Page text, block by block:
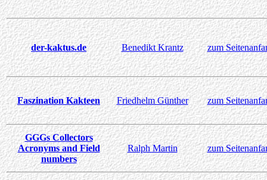
der-kaktus.de Benedikt Krantz zum
Faszination Kakteen Friedhelm Günther zum
GGGs Collectors
Acronyms and Field
numbers
Ralph Martin zum